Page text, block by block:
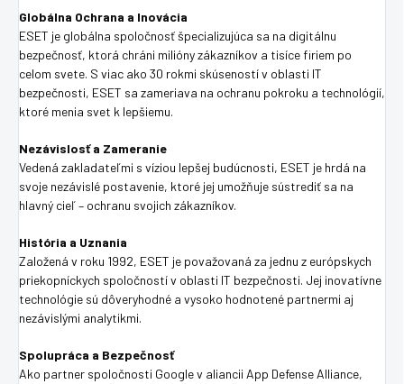
Globálna Ochrana a Inovácia
ESET je globálna spoločnosť špecializujúca sa na digitálnu
bezpečnosť, ktorá chráni milióny zákazníkov a tisíce firiem po
celom svete. S viac ako 30 rokmi skúseností v oblasti IT
bezpečnosti, ESET sa zameriava na ochranu pokroku a technológií,
ktoré menia svet k lepšiemu.
Nezávislosť a Zameranie
Vedená zakladateľmi s víziou lepšej budúcnosti, ESET je hrdá na
svoje nezávislé postavenie, ktoré jej umožňuje sústrediť sa na
hlavný cieľ – ochranu svojich zákazníkov.
História a Uznania
Založená v roku 1992, ESET je považovaná za jednu z európskych
priekopníckych spoločností v oblasti IT bezpečnosti. Jej inovatívne
technológie sú dôveryhodné a vysoko hodnotené partnermi aj
nezávislými analytikmi.
Spolupráca a Bezpečnosť
Ako partner spoločnosti Google v aliancii App Defense Alliance,